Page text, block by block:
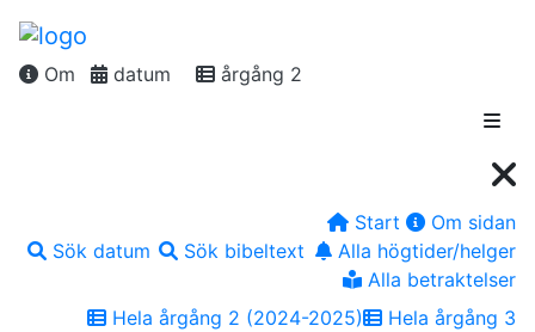
Om datum årgång 2
Start
Om sidan
Sök datum
Sök bibeltext
Alla högtider/helger
Alla betraktelser
Hela årgång 2 (2024-2025)
Hela årgång 3